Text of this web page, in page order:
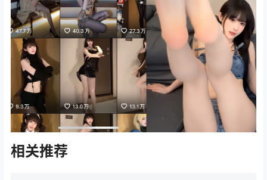
相关推荐